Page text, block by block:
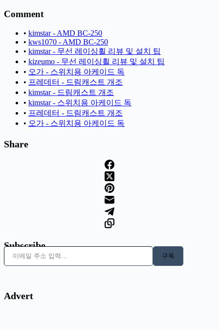
Comment
• kimstar - AMD BC-250
• kws1070 - AMD BC-250
• kimstar - 무선 레이싱휠 리뷰 및 설치 팁
• kizeumo - 무선 레이싱휠 리뷰 및 설치 팁
• 오가 - 스위치용 아케이드 독
• 프레데터 - 드림캐스트 개조
• kimstar - 드림캐스트 개조
• kimstar - 스위치용 아케이드 독
• 프레데터 - 드림캐스트 개조
• 오가 - 스위치용 아케이드 독
Share
Subscribe
이메일 주소 입력…
구독
Advert